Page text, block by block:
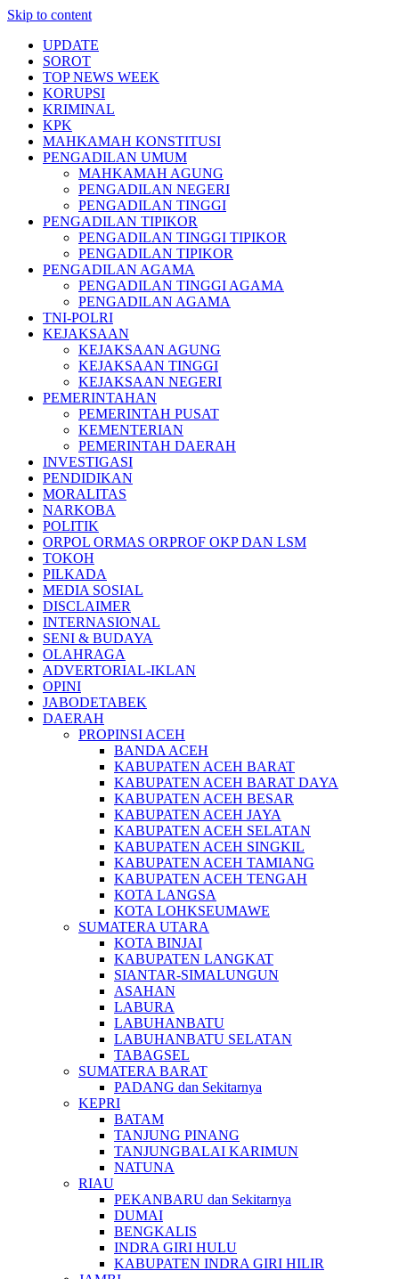
Skip to content
UPDATE
SOROT
TOP NEWS WEEK
KORUPSI
KRIMINAL
KPK
MAHKAMAH KONSTITUSI
PENGADILAN UMUM
MAHKAMAH AGUNG
PENGADILAN NEGERI
PENGADILAN TINGGI
PENGADILAN TIPIKOR
PENGADILAN TINGGI TIPIKOR
PENGADILAN TIPIKOR
PENGADILAN AGAMA
PENGADILAN TINGGI AGAMA
PENGADILAN AGAMA
TNI-POLRI
KEJAKSAAN
KEJAKSAAN AGUNG
KEJAKSAAN TINGGI
KEJAKSAAN NEGERI
PEMERINTAHAN
PEMERINTAH PUSAT
KEMENTERIAN
PEMERINTAH DAERAH
INVESTIGASI
PENDIDIKAN
MORALITAS
NARKOBA
POLITIK
ORPOL ORMAS ORPROF OKP DAN LSM
TOKOH
PILKADA
MEDIA SOSIAL
DISCLAIMER
INTERNASIONAL
SENI & BUDAYA
OLAHRAGA
ADVERTORIAL-IKLAN
OPINI
JABODETABEK
DAERAH
PROPINSI ACEH
BANDA ACEH
KABUPATEN ACEH BARAT
KABUPATEN ACEH BARAT DAYA
KABUPATEN ACEH BESAR
KABUPATEN ACEH JAYA
KABUPATEN ACEH SELATAN
KABUPATEN ACEH SINGKIL
KABUPATEN ACEH TAMIANG
KABUPATEN ACEH TENGAH
KOTA LANGSA
KOTA LOHKSEUMAWE
SUMATERA UTARA
KOTA BINJAI
KABUPATEN LANGKAT
SIANTAR-SIMALUNGUN
ASAHAN
LABURA
LABUHANBATU
LABUHANBATU SELATAN
TABAGSEL
SUMATERA BARAT
PADANG dan Sekitarnya
KEPRI
BATAM
TANJUNG PINANG
TANJUNGBALAI KARIMUN
NATUNA
RIAU
PEKANBARU dan Sekitarnya
DUMAI
BENGKALIS
INDRA GIRI HULU
KABUPATEN INDRA GIRI HILIR